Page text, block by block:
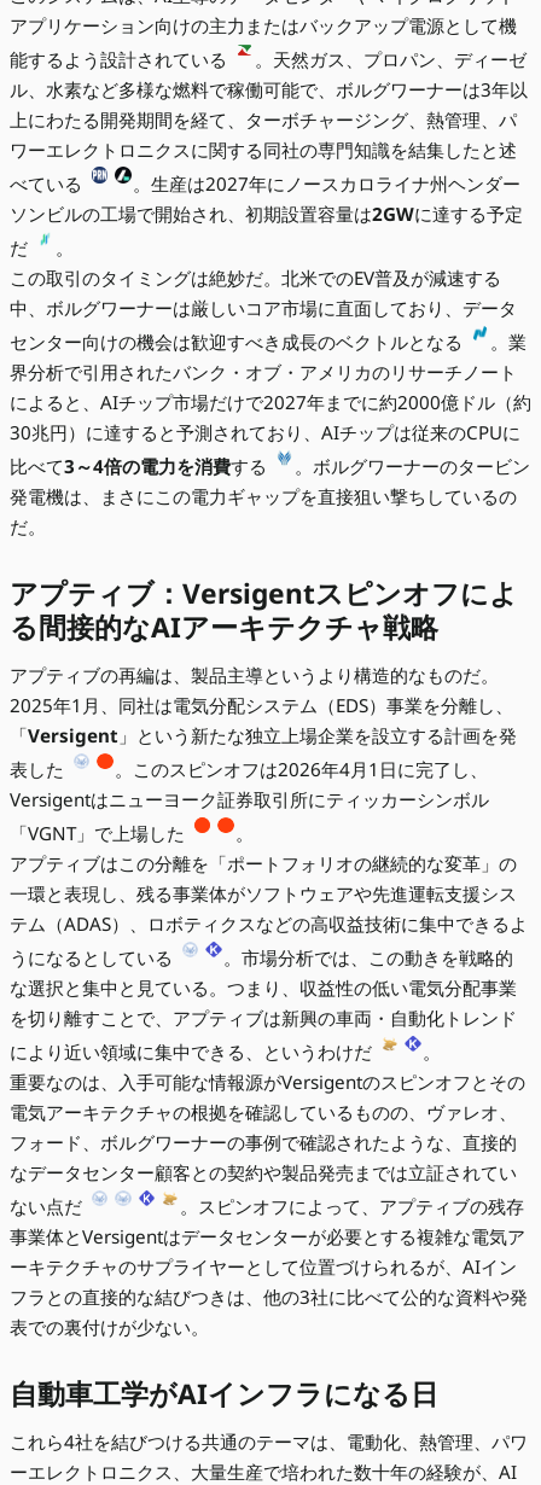
アプリケーション向けの主力またはバックアップ電源として機
能するよう設計されている
。天然ガス、プロパン、ディーゼ
ル、水素など多様な燃料で稼働可能で、ボルグワーナーは3年以
上にわたる開発期間を経て、ターボチャージング、熱管理、パ
ワーエレクトロニクスに関する同社の専門知識を結集したと述
べている
。生産は2027年にノースカロライナ州ヘンダー
ソンビルの工場で開始され、初期設置容量は2GWに達する予定
だ
。
この取引のタイミングは絶妙だ。北米でのEV普及が減速する
中、ボルグワーナーは厳しいコア市場に直面しており、データ
センター向けの機会は歓迎すべき成長のベクトルとなる
。業
界分析で引用されたバンク・オブ・アメリカのリサーチノート
によると、AIチップ市場だけで2027年までに約2000億ドル（約
30兆円）に達すると予測されており、AIチップは従来のCPUに
比べて3～4倍の電力を消費する
。ボルグワーナーのタービン
発電機は、まさにこの電力ギャップを直接狙い撃ちしているの
だ。
アプティブ：Versigentスピンオフによ
る間接的なAIアーキテクチャ戦略
アプティブの再編は、製品主導というより構造的なものだ。
2025年1月、同社は電気分配システム（EDS）事業を分離し、
「Versigent 」という新たな独立上場企業を設立する計画を発
表した
。このスピンオフは2026年4月1日に完了し、
Versigentはニューヨーク証券取引所にティッカーシンボル
「VGNT」で上場した
。
アプティブはこの分離を「ポートフォリオの継続的な変革」の
一環と表現し、残る事業体がソフトウェアや先進運転支援シス
テム（ADAS）、ロボティクスなどの高収益技術に集中できるよ
うになるとしている
。市場分析では、この動きを戦略的
な選択と集中と見ている。つまり、収益性の低い電気分配事業
を切り離すことで、アプティブは新興の車両・自動化トレンド
により近い領域に集中できる、というわけだ
。
重要なのは、入手可能な情報源がVersigentのスピンオフとその
電気アーキテクチャの根拠を確認しているものの、ヴァレオ、
フォード、ボルグワーナーの事例で確認されたような、直接的
なデータセンター顧客との契約や製品発売までは立証されてい
ない点だ
。スピンオフによって、アプティブの残存
事業体とVersigentはデータセンターが必要とする複雑な電気ア
ーキテクチャのサプライヤーとして位置づけられるが、AIイン
フラとの直接的な結びつきは、他の3社に比べて公的な資料や発
表での裏付けが少ない。
自動車工学がAIインフラになる日
これら4社を結びつける共通のテーマは、電動化、熱管理、パワ
ーエレクトロニクス、大量生産で培われた数十年の経験が、AI